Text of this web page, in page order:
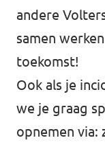
andere
samen
toekomst!
Ook als je
we je graag
opnemen via: